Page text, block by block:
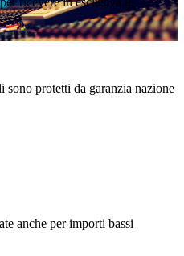
protetti da garanzia nazione
anche per importi bassi